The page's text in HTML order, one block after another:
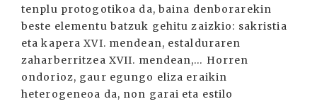
tenplu protogotikoa da, baina denborarekin
beste elementu batzuk gehitu zaizkio: sakristia
eta kapera XVI. mendean, estalduraren
zaharberritzea XVII. mendean,… Horren
ondorioz, gaur egungo eliza eraikin
heterogeneoa da, non garai eta estilo